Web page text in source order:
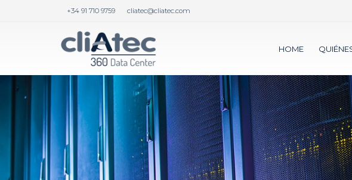
+34 91 710 9759 cliatec@cliatec.com
HOME